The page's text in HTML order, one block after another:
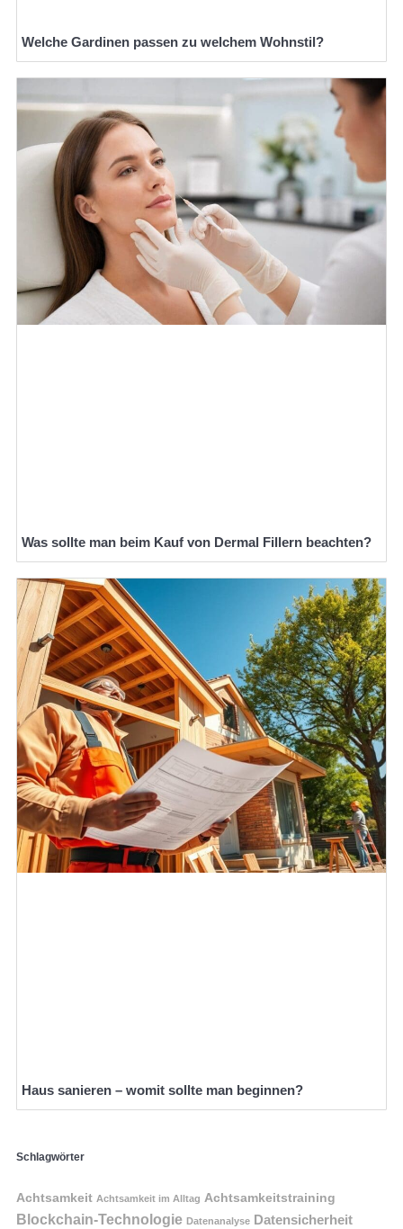
Welche Gardinen passen zu welchem Wohnstil?
Was sollte man beim Kauf von Dermal Fillern beachten?
Haus sanieren – womit sollte man beginnen?
Schlagwörter
Achtsamkeit Achtsamkeit im Alltag Achtsamkeitstraining
Blockchain-Technologie Datenanalyse Datensicherheit